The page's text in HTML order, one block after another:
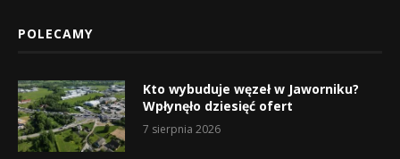
POLECAMY
Kto wybuduje węzeł w Jaworniku?
Wpłynęło dziesięć ofert
7 sierpnia 2026